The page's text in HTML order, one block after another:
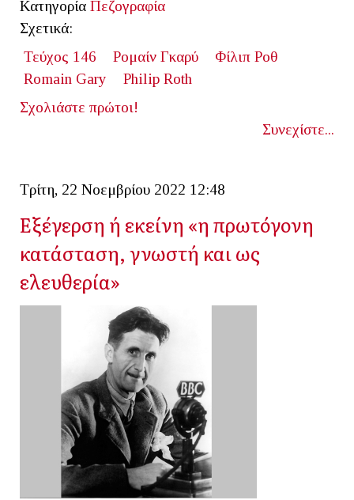
Κατηγορία Πεζογραφία
Σχετικά:
Τεύχος 146
Ρομαίν Γκαρύ
Φίλιπ Ροθ
Romain Gary
Philip Roth
Σχολιάστε πρώτοι!
Συνεχίστε...
Τρίτη, 22 Νοεμβρίου 2022 12:48
Εξέγερση ή εκείνη «η πρωτόγονη
κατάσταση, γνωστή και ως
ελευθερία»